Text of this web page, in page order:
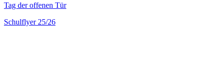
Tag der offenen Tür
Schulflyer 25/26